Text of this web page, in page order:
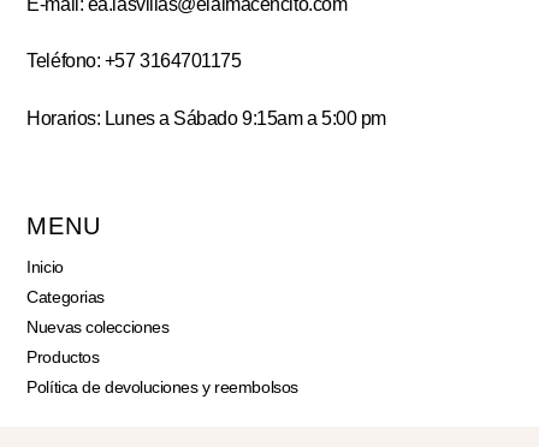
Teléfono: +57 3164701175
Horarios: Lunes a Sábado 9:15am a 5:00 pm
MENU
Inicio
Categorias
Nuevas colecciones
Productos
Política de devoluciones y reembolsos